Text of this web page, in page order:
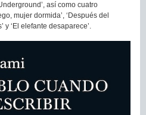
así como cuatro
mujer dormida’, ‘Después del
y ‘El elefante desaparece’.